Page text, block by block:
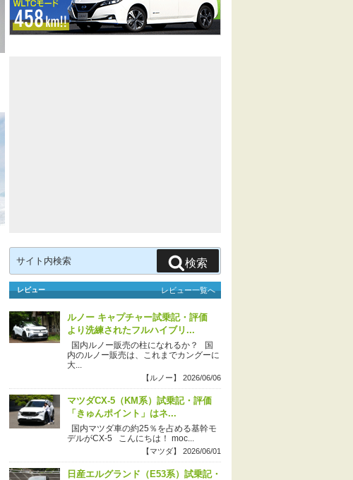
索:
検索
レビュー レビュー一覧へ
ルノー キャプチャー試乗記・評価
より洗練されたフルハイブリ...
国内ルノー販売の柱になれるか？ 国
内のルノー販売は、これまでカングーに
大...
【ルノー】 2026/06/06
マツダCX-5（KM系）試乗記・評価
「きゅんポイント」はネ...
国内マツダ車の約25％を占める基幹モ
デルがCX-5 こんにちは！ moc...
【マツダ】 2026/06/01
日産エルグランド（E53系）試乗記・